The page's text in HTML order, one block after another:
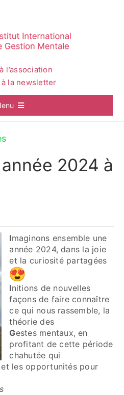
l’association
à la newsletter
Mentale
nous
2024 à
Imaginons ensemble une
année 2024, dans la joie
et la curiosité partagées
Initions de nouvelles
façons de faire connaître
ce qui nous rassemble, la
théorie des
Gestes mentaux, en
profitant de cette période
chahutée qui
les opportunités pour